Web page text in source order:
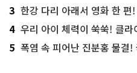
3 한강 다리 아래서 영화 한
4 우리 아이 체력이 쑥쑥! 클라
5 폭염 속 피어난 진분홍 물결